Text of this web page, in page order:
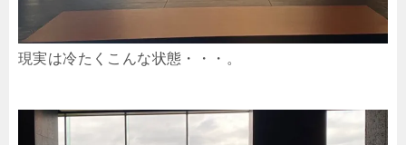
現実は冷たくこんな状態・・・。